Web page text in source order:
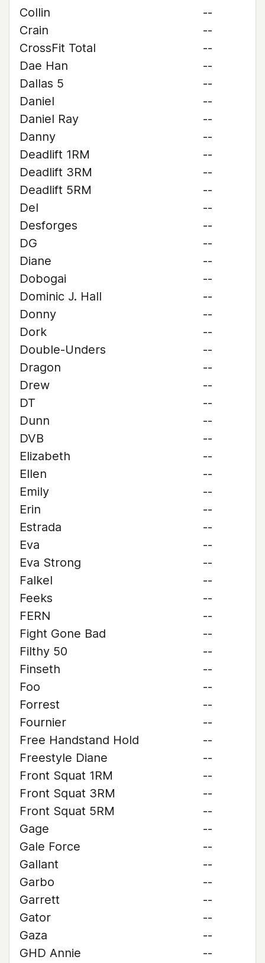
Collin
--
Crain
--
CrossFit Total
--
Dae Han
--
Dallas 5
--
Daniel
--
Daniel Ray
--
Danny
--
Deadlift 1RM
--
Deadlift 3RM
--
Deadlift 5RM
--
Del
--
Desforges
--
DG
--
Diane
--
Dobogai
--
Dominic J. Hall
--
Donny
--
Dork
--
Double-Unders
--
Dragon
--
Drew
--
DT
--
Dunn
--
DVB
--
Elizabeth
--
Ellen
--
Emily
--
Erin
--
Estrada
--
Eva
--
Eva Strong
--
Falkel
--
Feeks
--
FERN
--
Fight Gone Bad
--
Filthy 50
--
Finseth
--
Foo
--
Forrest
--
Fournier
--
Free Handstand Hold
--
Freestyle Diane
--
Front Squat 1RM
--
Front Squat 3RM
--
Front Squat 5RM
--
Gage
--
Gale Force
--
Gallant
--
Garbo
--
Garrett
--
Gator
--
Gaza
--
GHD Annie
--